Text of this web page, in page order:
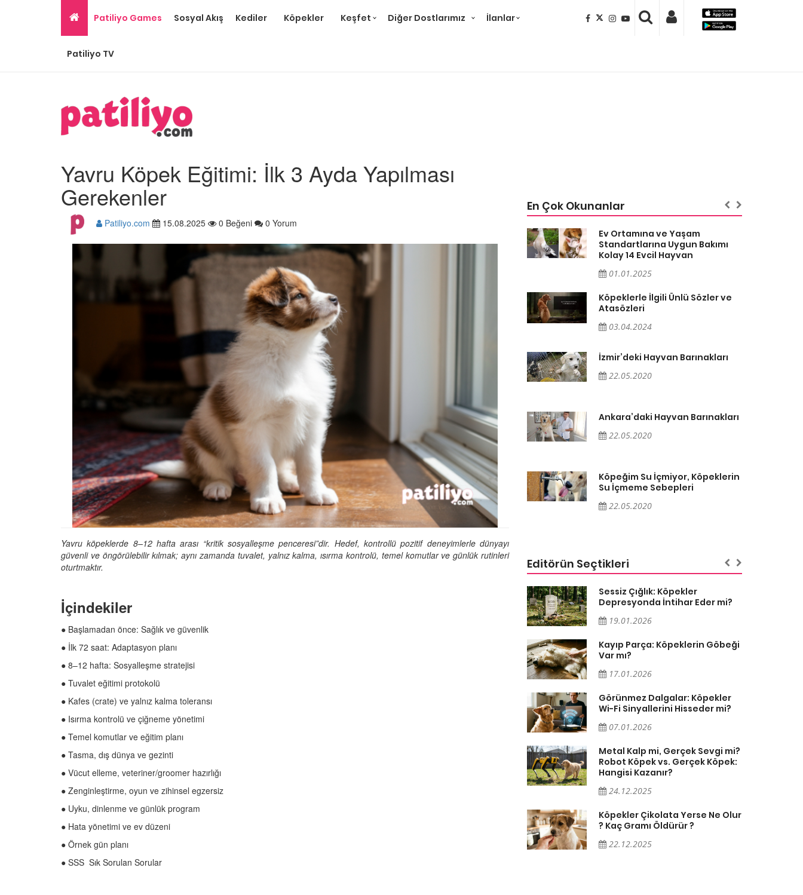
Patiliyo Games Sosyal Akış Kediler Köpekler Keşfet Diğer Dostlarımız İlanlar
Patiliyo TV
Yavru Köpek Eğitimi: İlk 3 Ayda Yapılması
Gerekenler
Patiliyo.com 15.08.2025 0 Beğeni 0 Yorum
Yavru köpeklerde 8–12 hafta arası “kritik sosyalleşme penceresi”dir. Hedef, kontrollü pozitif deneyimlerle dünyayı
güvenli ve öngörülebilir kılmak; aynı zamanda tuvalet, yalnız kalma, ısırma kontrolü, temel komutlar ve günlük rutinleri
oturtmaktır.
İçindekiler
● Başlamadan önce: Sağlık ve güvenlik
● İlk 72 saat: Adaptasyon planı
● 8–12 hafta: Sosyalleşme stratejisi
● Tuvalet eğitimi protokolü
● Kafes (crate) ve yalnız kalma toleransı
● Isırma kontrolü ve çiğneme yönetimi
● Temel komutlar ve eğitim planı
● Tasma, dış dünya ve gezinti
● Vücut elleme, veteriner/groomer hazırlığı
● Zenginleştirme, oyun ve zihinsel egzersiz
● Uyku, dinlenme ve günlük program
● Hata yönetimi ve ev düzeni
● Örnek gün planı
● SSS Sık Sorulan Sorular
En Çok Okunanlar
Standartlarına Uygun Bakımı
Kolay 14 Evcil Hayvan
01.01.2025
Köpeklerle İlgili Ünlü Sözler ve
03.04.2024
İzmir’deki Hayvan Barınakları
22.05.2020
Ankara’daki Hayvan Barınakları
22.05.2020
Köpeğim Su İçmiyor, Köpeklerin
Su İçmeme Sebepleri
22.05.2020
Standartlarına Uygun Bakımı
Ankara’daki Hayvan Barınakları
22.05.2020
Köpeğim Su İçmiyor, Köpeklerin
Su İçmeme Sebepleri
22.05.2020
Ev Ortamına ve Yaşam
Standartlarına Uygun Bakımı
Kolay 14 Evcil Hayvan
01.01.2025
Köpeklerle İlgili Ünlü Sözler ve
Atasözleri
03.04.2024
İzmir’deki Hayvan Barınakları
22.05.2020
Ankara’daki Hayvan Barınakları
22.05.2020
Köpeğim Su İçmiyor, Köpeklerin
Su İçmeme Sebepleri
22.05.2020
Editörün Seçtikleri
Niyetli İnsanları
Boş Duvara
Anksiyetesi:
ve Etkili
23.10.2025
Köpeklerinin Sürülerdeki
22.10.2025
Tarihte Askeri Köpekler ve
Dört Ayaklı Kahramanları
Kulak İltihabı: Belirtileri ve
Tedavi Yöntemleri”
Sessiz Çığlık: Köpekler
Depresyonda İntihar Eder mi?
19.01.2026
Kayıp Parça: Köpeklerin Göbeği
Var mı?
17.01.2026
Görünmez Dalgalar: Köpekler
Wi-Fi Sinyallerini Hisseder mi?
07.01.2026
Metal Kalp mi, Gerçek Sevgi mi?
Robot Köpek vs. Gerçek Köpek:
Hangisi Kazanır?
24.12.2025
Köpekler Çikolata Yerse Ne Olur
? Kaç Gramı Öldürür ?
22.12.2025